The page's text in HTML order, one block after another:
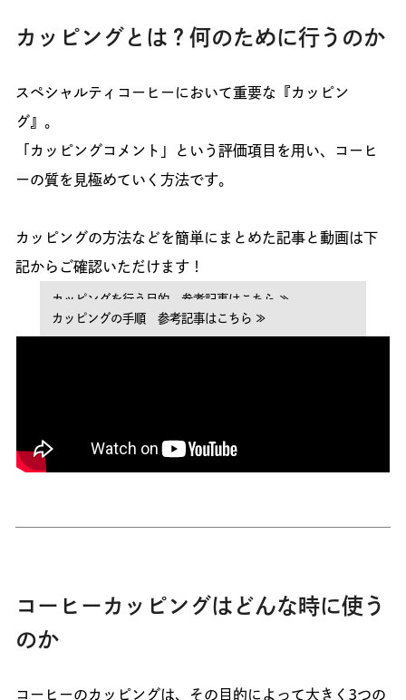
カッピングとは？何のために行うのか
スペシャルティコーヒーにおいて重要な『カッピン
グ』。
「カッピングコメント」という評価項目を用い、コーヒ
ーの質を見極めていく方法です。
カッピングの方法などを簡単にまとめた記事と動画は下
記からご確認いただけます！
カッピングを行う目的 参考記事はこちら ≫
カッピングの手順 参考記事はこちら ≫
コーヒーカッピングはどんな時に使う
のか
コーヒーのカッピングは、その目的によって大きく3つの